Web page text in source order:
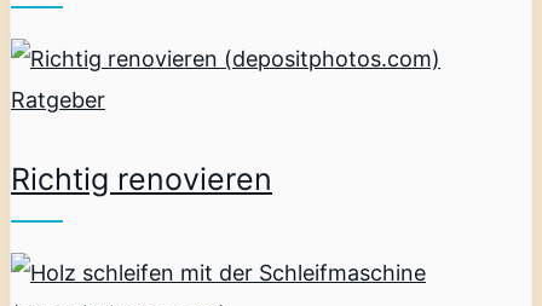
Ratgeber
Richtig renovieren